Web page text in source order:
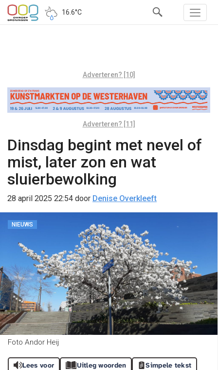
16.6°C
Adverteren? [10]
Adverteren? [11]
Dinsdag begint met nevel of
mist, later zon en wat
sluierbewolking
28 april 2025 22:54 door Denise Overkleeft
NIEUWS
Foto Andor Heij
Lees voor Uitleg woorden Simpele tekst